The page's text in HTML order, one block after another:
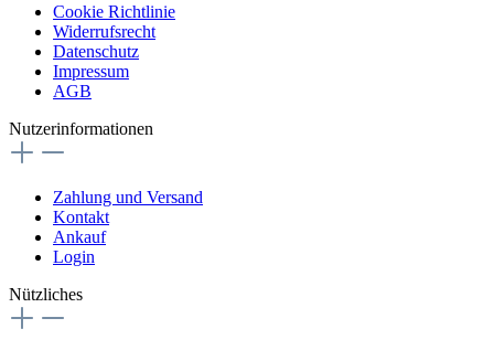
Cookie Richtlinie
Widerrufsrecht
Datenschutz
Impressum
AGB
Nutzerinformationen
Zahlung und Versand
Kontakt
Ankauf
Login
Nützliches